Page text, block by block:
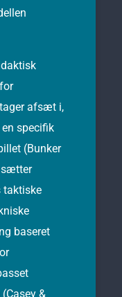
afsæt i,
specifik
(Bunker
sætter
taktiske
baseret
&